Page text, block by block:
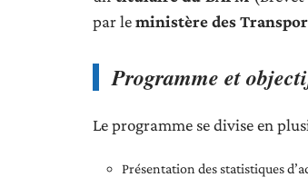
par leministère des
Programme et
Le programme se divise en
Présentation des statistiques